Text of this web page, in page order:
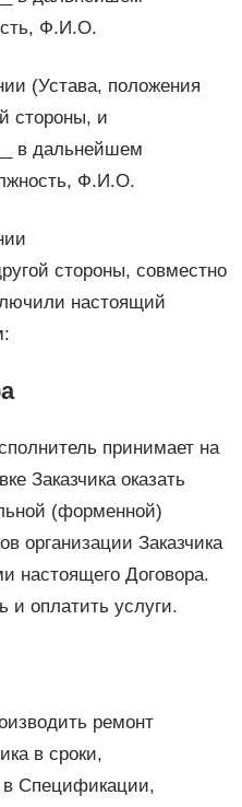
Ф.И.О.
(Устава, положения
стороны, и
в дальнейшем
Ф.И.О.
стороны, совместно
настоящий
принимает на
Заказчика оказать
(форменной)
организации Заказчика
настоящего Договора.
и оплатить услуги.
ремонт
в сроки,
в Спецификации,